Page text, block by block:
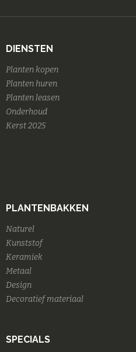
DIENSTEN
Planten kopen
Planten huren
Planten leasen
Onderhoud
Kerst 2025
PLANTENBAKKEN
Naturel
Kunststof
Keramiek
Metaal
Design
Decoratief materiaal
SPECIALS